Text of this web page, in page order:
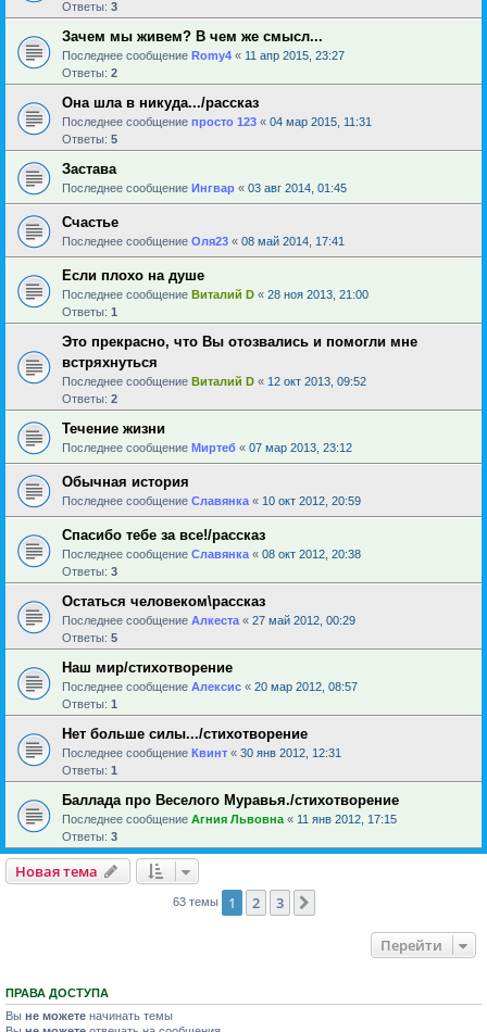
Ответы: 3
Зачем мы живем? В чем же смысл...
Последнее сообщение Romy4 « 11 апр 2015, 23:27
Ответы: 2
Она шла в никуда.../рассказ
Последнее сообщение просто 123 « 04 мар 2015, 11:31
Ответы: 5
Застава
Последнее сообщение Ингвар « 03 авг 2014, 01:45
Счастье
Последнее сообщение Оля23 « 08 май 2014, 17:41
Если плохо на душе
Последнее сообщение Виталий D « 28 ноя 2013, 21:00
Ответы: 1
Это прекрасно, что Вы отозвались и помогли мне
встряхнуться
Последнее сообщение Виталий D « 12 окт 2013, 09:52
Ответы: 2
Течение жизни
Последнее сообщение Миртеб « 07 мар 2013, 23:12
Обычная история
Последнее сообщение Славянка « 10 окт 2012, 20:59
Спасибо тебе за все!/рассказ
Последнее сообщение Славянка « 08 окт 2012, 20:38
Ответы: 3
Остаться человеком\рассказ
Последнее сообщение Алкеста « 27 май 2012, 00:29
Ответы: 5
Наш мир/стихотворение
Последнее сообщение Алексис « 20 мар 2012, 08:57
Ответы: 1
Нет больше силы.../стихотворение
Последнее сообщение Квинт « 30 янв 2012, 12:31
Ответы: 1
Баллада про Веселого Муравья./стихотворение
Последнее сообщение Агния Львовна « 11 янв 2012, 17:15
Ответы: 3
Новая тема
63 темы 1 2 3
Перейти
ПРАВА ДОСТУПА
Вы не можете начинать темы